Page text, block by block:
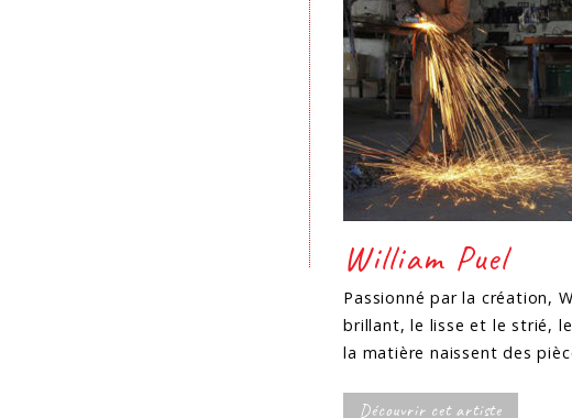
William Puel
Passionné par la création,
brillant, le lisse et le strié,
la matière naissent des
Découvrir cet artiste